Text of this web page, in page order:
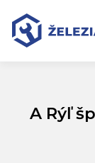
Preskočiť na
Preskočiť na
Úvodná stránka
A Rýľ špicatý
A Rýľ